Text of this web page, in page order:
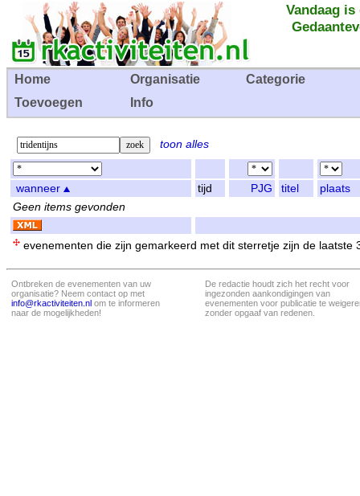
Vandaag
Home Organisatie
Categorie
Toevoegen
Info
toon alles
wanneer tijd PJG titel
plaats
Geen items gevonden
evenementen die zijn gemarkeerd met dit sterretje zijn de laatste
Ontbreken de evenementen van uw
organisatie? Neem contact op met
info@rkactiviteiten.nl om te informeren
naar de mogelijkheden!
De redactie houdt zich het recht voor
ingezonden aankondigingen van
evenementen voor publicatie te
zonder opgaaf van redenen.